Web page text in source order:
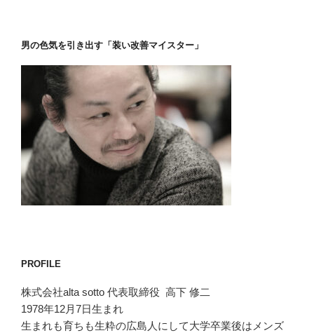
男の色気を引き出す「装い改善マイスター」
PROFILE
株式会社alta sotto 代表取締役 高下 修二
1978年12月7日生まれ
生まれも育ちも生粋の広島人にして大学卒業後はメンズ